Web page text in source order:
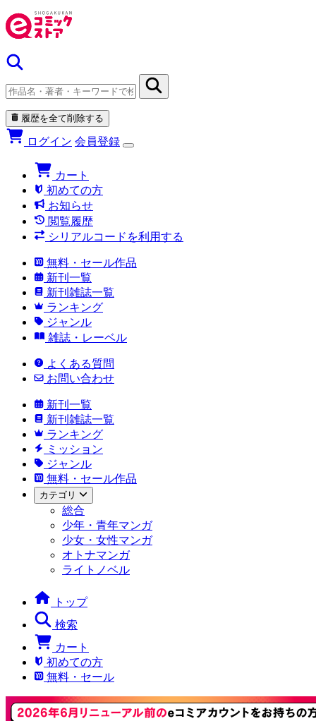
履歴を全て削除する
ログイン 会員登録
カート
初めての方
お知らせ
閲覧履歴
シリアルコードを利用する
無料・セール作品
新刊一覧
新刊雑誌一覧
ランキング
ジャンル
雑誌・レーベル
よくある質問
お問い合わせ
新刊一覧
新刊雑誌一覧
ランキング
ミッション
ジャンル
無料・セール作品
カテゴリ
総合
少年・青年マンガ
少女・女性マンガ
オトナマンガ
ライトノベル
トップ
検索
カート
初めての方
無料・セール